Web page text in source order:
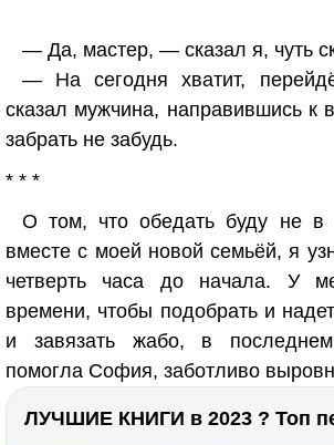
— Да, мастер, — сказал я, чуть
— На сегодня хватит,
сказал мужчина, направившись к
забрать не забудь.
* * *
О том, что обедать буду не в
вместе с моей новой семьёй, я
четверть часа до начала. У
времени, чтобы подобрать и
и завязать жабо, в
помогла София, заботливо